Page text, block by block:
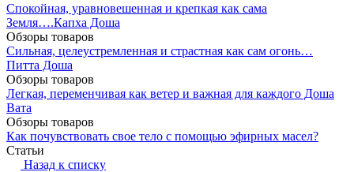
Спокойная, уравновешенная и крепкая как сама
Земля….Капха Доша
Обзоры товаров
Сильная, целеустремленная и страстная как сам огонь…
Питта Доша
Обзоры товаров
Легкая, переменчивая как ветер и важная для каждого Доша
Вата
Обзоры товаров
Как почувствовать свое тело с помощью эфирных масел?
Статьи
Назад к списку